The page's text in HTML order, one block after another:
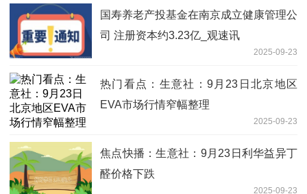
国寿养老产投基金在南京成立健康管理公
司 注册资本约3.23亿_观速讯
2025-09-23
热门看点：生意社：9月23日北京地区
EVA市场行情窄幅整理
2025-09-23
焦点快播：生意社：9月23日利华益异丁
醛价格下跌
2025-09-23